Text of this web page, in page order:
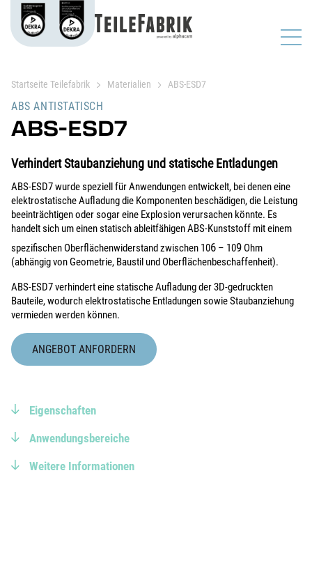
Startseite Teilefabrik Materialien ABS-ESD7
ABS ANTISTATISCH
ABS-ESD7
Verhindert Staubanziehung und statische Entladungen
ABS-ESD7 wurde speziell für Anwendungen entwickelt, bei denen eine
elektrostatische Aufladung die Komponenten beschädigen, die Leistung
beeinträchtigen oder sogar eine Explosion verursachen könnte. Es
handelt sich um einen statisch ableitfähigen ABS-Kunststoff mit einem
spezifischen Oberflächenwiderstand zwischen 106 – 109 Ohm
(abhängig von Geometrie, Baustil und Oberflächenbeschaffenheit).
ABS-ESD7 verhindert eine statische Aufladung der 3D-gedruckten
Bauteile, wodurch elektrostatische Entladungen sowie Staubanziehung
vermieden werden können.
ANGEBOT ANFORDERN
Eigenschaften
Anwendungsbereiche
Weitere Informationen